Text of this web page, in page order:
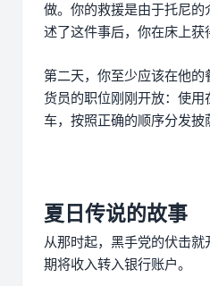
做。你的救援是由于托尼
述了这件事后，你在床上获
第二天，你至少应该在他
货员的职位刚刚开放：使
车，按照正确的顺序分发披
夏日传说的故事
从那时起，黑手党的伏击
期将收入转入银行账户。